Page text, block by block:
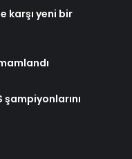
karşı yeni bir
şampiyonlarını